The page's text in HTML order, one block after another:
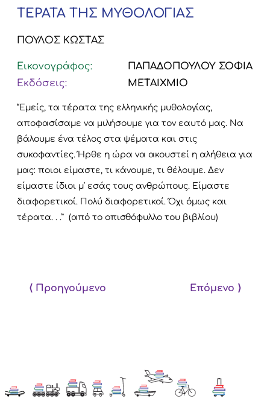
ΤΕΡΑΤΑ ΤΗΣ ΜΥΘΟΛΟΓΙΑΣ
ΠΟΥΛΟΣ ΚΩΣΤΑΣ
Εικονογράφος:
ΠΑΠΑΔΟΠΟΥΛΟΥ ΣΟΦΙΑ
Εκδόσεις:
ΜΕΤΑΙΧΜΙΟ
“Εμείς, τα τέρατα της ελληνικής μυθολογίας,
αποφασίσαμε να μιλήσουμε για τον εαυτό μας. Να
βάλουμε ένα τέλος στα ψέματα και στις
συκοφαντίες. Ήρθε η ώρα να ακουστεί η αλήθεια για
μας: ποιοι είμαστε, τι κάνουμε, τι θέλουμε. Δεν
είμαστε ίδιοι μ’ εσάς τους ανθρώπους. Είμαστε
διαφορετικοί. Πολύ διαφορετικοί. Όχι όμως και
τέρατα. . .” (από το οπισθόφυλλο του βιβλίου)
⟨ Προηγούμενο Επόμενο ⟩